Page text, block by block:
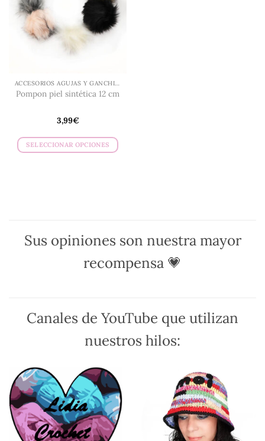
Pompon piel sintética 12 cm
3,99€
SELECCIONAR OPCIONES
opciones
se
pueden
elegir
de
Sus opiniones son nuestra mayor
recompensa 💗
Canales de YouTube que utilizan
nuestros hilos: